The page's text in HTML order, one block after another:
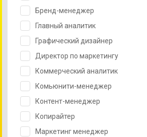
Бренд-менеджер
Главный аналитик
Графический дизайнер
Директор по маркетингу
Коммерческий аналитик
Комьюнити-менеджер
Контент-менеджер
Копирайтер
Маркетинг менеджер